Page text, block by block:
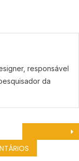
responsável
da